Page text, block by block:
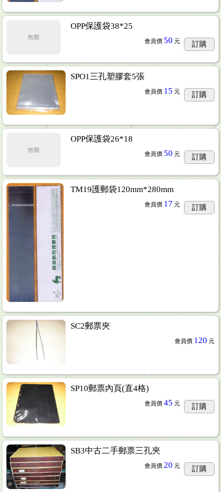
無圖
OPP保護袋38*25
會員價 50 元 訂購
SPO1三孔塑膠套5張
會員價 15 元 訂購
無圖
OPP保護袋26*18
會員價 50 元 訂購
TM19護郵袋120mm*280mm
會員價 17 元 訂購
SC2郵票夾
會員價 120 元
SP10郵票內頁(直4格)
會員價 45 元 訂購
SB3中古二手郵票三孔夾
會員價 20 元 訂購